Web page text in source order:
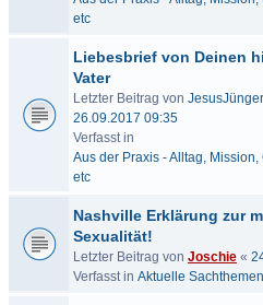
etc
Liebesbrief von Deinen
Vater
Letzter Beitrag von JesusJünger
26.09.2017 09:35
Verfasst in
Aus der Praxis - Alltag,
etc
Nashville Erklärung zur
Sexualität!
Letzter Beitrag von Joschie «
Verfasst in Aktuelle Sachthemen